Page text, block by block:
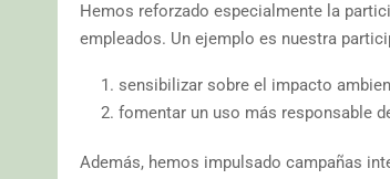
Hemos reforzado especialmente la
empleados. Un ejemplo es nuestra
sensibilizar sobre el impacto
fomentar un uso más responsable
Además, hemos impulsado campañas